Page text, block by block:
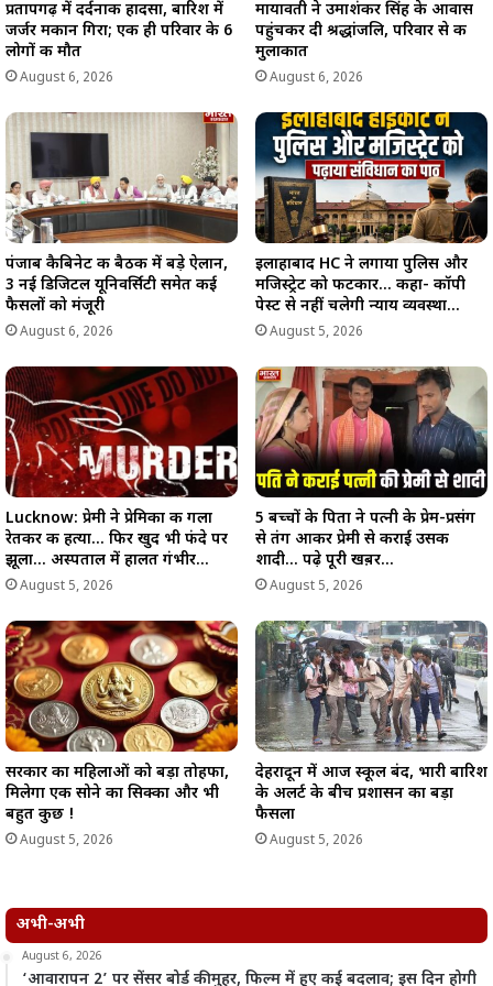
प्रतापगढ़ में दर्दनाक हादसा, बारिश में
जर्जर मकान गिरा; एक ही परिवार के 6
लोगों की मौत
August 6, 2026
मायावती ने उमाशंकर सिंह के आवास
पहुंचकर दी श्रद्धांजलि, परिवार से की
मुलाकात
August 6, 2026
पंजाब कैबिनेट की बैठक में बड़े ऐलान,
3 नई डिजिटल यूनिवर्सिटी समेत कई
फैसलों को मंजूरी
August 6, 2026
इलाहाबाद HC ने लगाया पुलिस और
मजिस्ट्रेट को फटकार… कहा- कॉपी
पेस्ट से नहीं चलेगी न्याय व्यवस्था…
August 5, 2026
Lucknow: प्रेमी ने प्रेमिका की गला
रेतकर की हत्या… फिर खुद भी फंदे पर
झूला… अस्पताल में हालत गंभीर…
August 5, 2026
5 बच्चों के पिता ने पत्नी के प्रेम-प्रसंग
से तंग आकर प्रेमी से कराई उसकी
शादी… पढ़े पूरी खब़र…
August 5, 2026
सरकार का महिलाओं को बड़ा तोहफा,
मिलेगा एक सोने का सिक्का और भी
बहुत कुछ !
August 5, 2026
देहरादून में आज स्कूल बंद, भारी बारिश
के अलर्ट के बीच प्रशासन का बड़ा
फैसला
August 5, 2026
अभी-अभी
August 6, 2026
‘आवारापन 2’ पर सेंसर बोर्ड की मुहर, फिल्म में हुए कई बदलाव; इस दिन होगी